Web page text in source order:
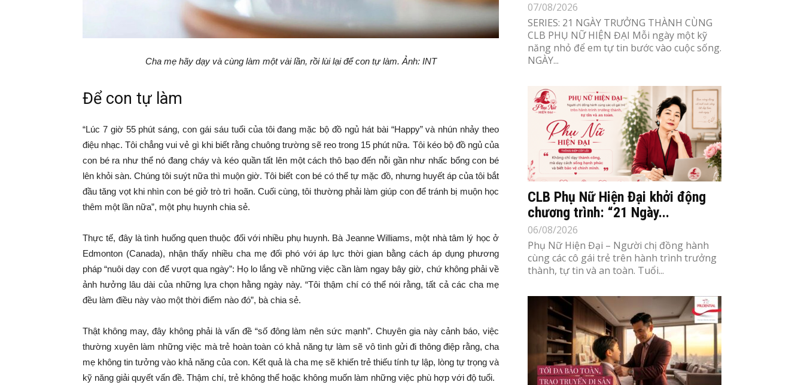
Cha mẹ hãy dạy và cùng làm một vài lần, rồi lùi lại để con tự làm. Ảnh: INT
Để con tự làm
“Lúc 7 giờ 55 phút sáng, con gái sáu tuổi của tôi đang mặc bộ đồ ngủ hát bài “Happy” và nhún nhảy theo
điệu nhạc. Tôi chẳng vui vẻ gì khi biết rằng chuông trường sẽ reo trong 15 phút nữa. Tôi kéo bộ đồ ngủ của
con bé ra như thể nó đang cháy và kéo quần tất lên một cách thô bạo đến nỗi gần như nhấc bổng con bé
lên khỏi sàn. Chúng tôi suýt nữa thì muộn giờ. Tôi biết con bé có thể tự mặc đồ, nhưng huyết áp của tôi bắt
đầu tăng vọt khi nhìn con bé giở trò trì hoãn. Cuối cùng, tôi thường phải làm giúp con để tránh bị muộn học
thêm một lần nữa”, một phụ huynh chia sẻ.
Thực tế, đây là tình huống quen thuộc đối với nhiều phụ huynh. Bà Jeanne Williams, một nhà tâm lý học ở
Edmonton (Canada), nhận thấy nhiều cha mẹ đối phó với áp lực thời gian bằng cách áp dụng phương
pháp “nuôi dạy con để vượt qua ngày”: Họ lo lắng về những việc cần làm ngay bây giờ, chứ không phải về
ảnh hưởng lâu dài của những lựa chọn hằng ngày này. “Tôi thậm chí có thể nói rằng, tất cả các cha mẹ
đều làm điều này vào một thời điểm nào đó”, bà chia sẻ.
Thật không may, đây không phải là vấn đề “số đông làm nên sức mạnh”. Chuyên gia này cảnh báo, việc
thường xuyên làm những việc mà trẻ hoàn toàn có khả năng tự làm sẽ vô tình gửi đi thông điệp rằng, cha
mẹ không tin tưởng vào khả năng của con. Kết quả là cha mẹ sẽ khiến trẻ thiếu tính tự lập, lòng tự trọng và
kỹ năng giải quyết vấn đề. Thậm chí, trẻ không thể hoặc không muốn làm những việc phù hợp với độ tuổi.
07/08/2026
SERIES: 21 NGÀY TRƯỞNG THÀNH CÙNG
CLB PHỤ NỮ HIỆN ĐẠI Mỗi ngày một kỹ
năng nhỏ để em tự tin bước vào cuộc sống.
NGÀY...
CLB Phụ Nữ Hiện Đại khởi động
chương trình: “21 Ngày...
06/08/2026
Phụ Nữ Hiện Đại – Người chị đồng hành
cùng các cô gái trẻ trên hành trình trưởng
thành, tự tin và an toàn. Tuổi...